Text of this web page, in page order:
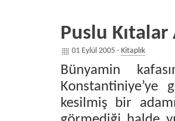
Puslu Kıtalar
01 Eylül 2005 - Kitaplık
Bünyamin
kesilmiş bir